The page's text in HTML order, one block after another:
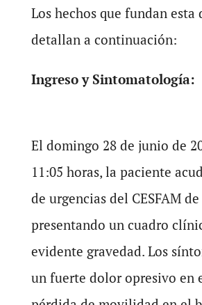
Los hechos que fundan esta
detallan a continuación:
Ingreso y Sintomatología:
El domingo 28 de junio de
11:05 horas, la paciente
de urgencias del CESFAM
presentando un cuadro
evidente gravedad. Los
un fuerte dolor opresivo en